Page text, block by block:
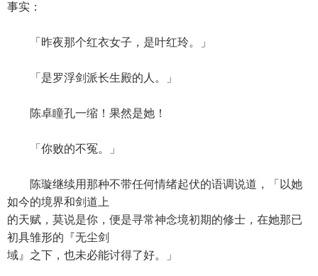
事实：
「昨夜那个红衣女子，是叶红玲。」
「是罗浮剑派长生殿的人。」
陈卓瞳孔一缩！果然是她！
「你败的不冤。」
陈璇继续用那种不带任何情绪起伏的语调说道，「以她
如今的境界和剑道上
的天赋，莫说是你，便是寻常神念境初期的修士，在她那已
初具雏形的『无尘剑
域』之下，也未必能讨得了好。」